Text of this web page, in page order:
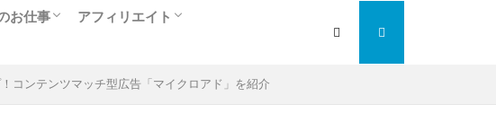
お仕事 アフィリエイト
コンテンツマッチ型広告「マイクロアド」を紹介